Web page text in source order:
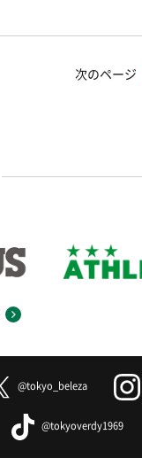
次のページ
@tokyo_beleza
@tokyoverdy1969